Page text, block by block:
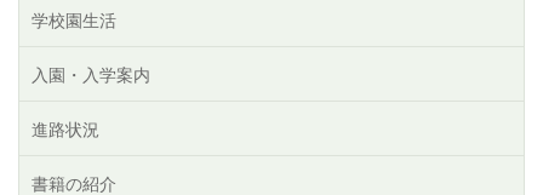
学校園生活
入園・入学案内
進路状況
書籍の紹介